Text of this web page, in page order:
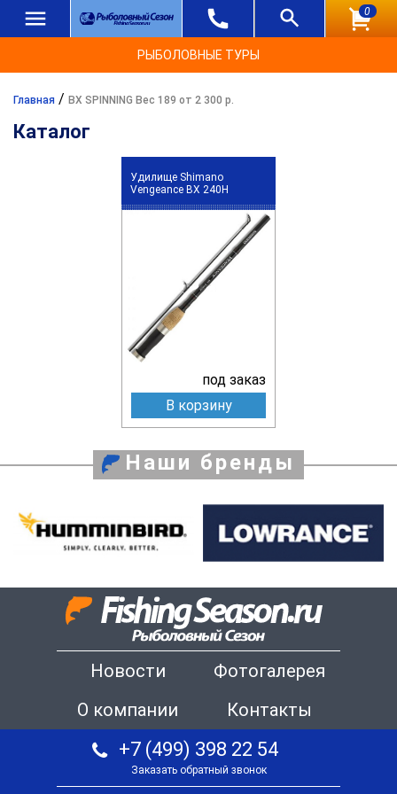
0
РЫБОЛОВНЫЕ ТУРЫ
Главная / BX SPINNING Вес 189 от 2 300 р.
Каталог
Удилище Shimano
Vengeance BX 240H
под заказ
В корзину
Наши бренды
Новости
Фотогалерея
О компании
Контакты
+7 (499) 398 22 54
Заказать обратный звонок